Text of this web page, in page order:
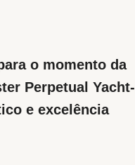
o momento da
Perpetual Yacht-
e excelência